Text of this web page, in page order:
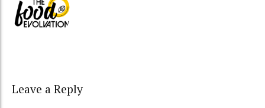
Leave a Reply